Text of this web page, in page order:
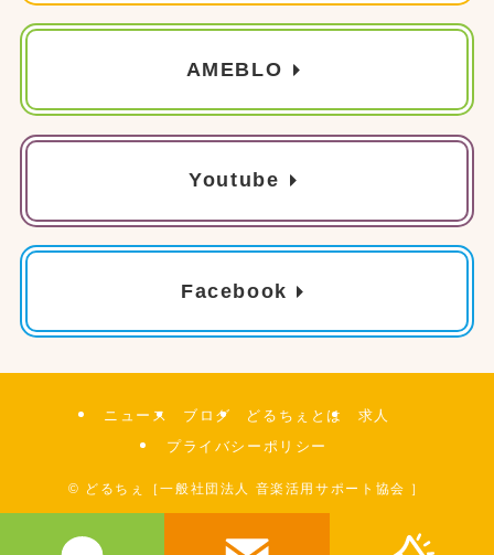
AMEBLO
Youtube
Facebook
ニュース ブログ どるちぇとは
求人
プライバシーポリシー
© どるちぇ［一般社団法人 音楽活用サポート協会 ］